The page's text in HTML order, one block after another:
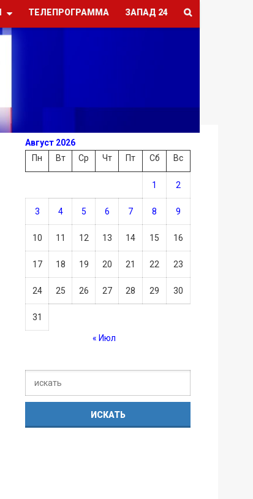
ТЕЛЕПРОГРАММА ЗАПАД 24
Август 2026
Пн
Вт Ср Чт Пт Сб Вс
1 2
3 4 5 6 7 8 9
10 11 12 13 14 15 16
17 18 19 20 21 22 23
24 25 26 27 28 29 30
31
« Июл